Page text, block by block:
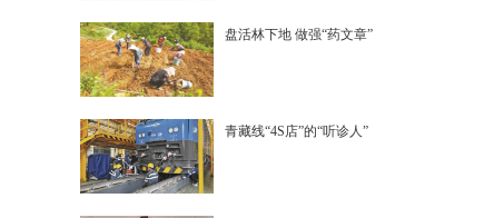
盘活林下地 做强“药文章”
青藏线“4S店”的“听诊人”